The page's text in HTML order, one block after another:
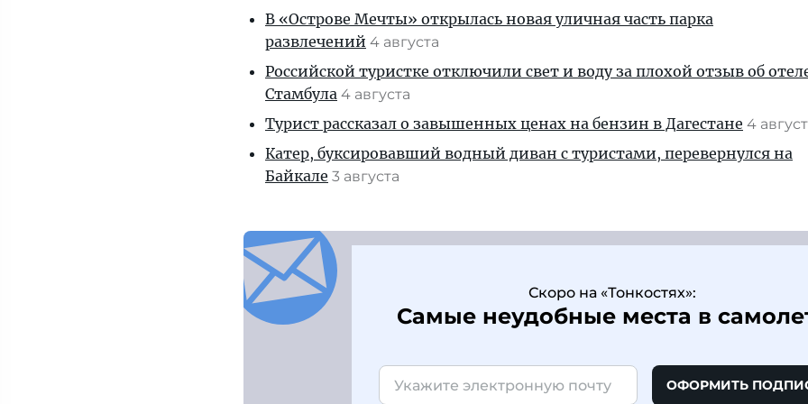
В «Острове Мечты» открылась новая уличная часть парка
развлечений 4 августа
Российской туристке отключили свет и воду за плохой отзыв об
Стамбула 4 августа
Турист рассказал о завышенных ценах на бензин в Дагестане 4
Катер, буксировавший водный диван с туристами, перевернулся на
Байкале 3 августа
Скоро на «Тонкостях»:
Самые неудобные места в
ОФОРМИТЬ